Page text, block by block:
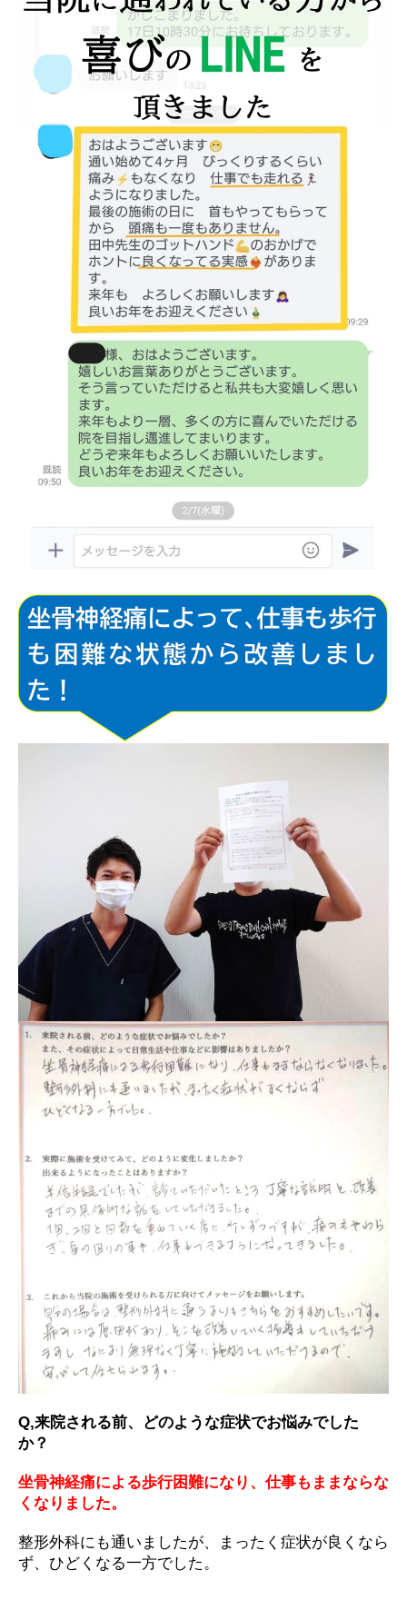
Q,来院される前、どのような症状でお悩みでした
か？
坐骨神経痛による歩行困難になり、仕事もままならな
くなりました。
整形外科にも通いましたが、まったく症状が良くなら
ず、ひどくなる一方でした。